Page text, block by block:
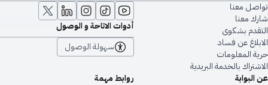
عن البوابة
روابط مهمة
تواصل معنا
شارك معنا
التقدم بشكوى
الابلاغ عن فساد
حرية المعلومات
الاشتراك بالخدمة البريدية
أدوات الاتاحة و الوصول
سهولة الوصول